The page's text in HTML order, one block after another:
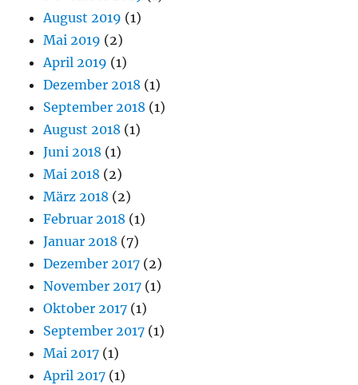
August 2019 (1)
Mai 2019 (2)
April 2019 (1)
Dezember 2018 (1)
September 2018 (1)
August 2018 (1)
Juni 2018 (1)
Mai 2018 (2)
März 2018 (2)
Februar 2018 (1)
Januar 2018 (7)
Dezember 2017 (2)
November 2017 (1)
Oktober 2017 (1)
September 2017 (1)
Mai 2017 (1)
April 2017 (1)